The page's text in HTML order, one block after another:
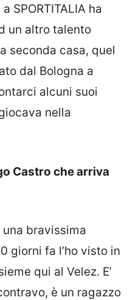
SPORTITALIA ha
un altro talento
seconda casa, quel
dal Bologna a
alcuni suoi
nella
Castro che arriva
bravissima
giorni fa l’ho visto in
qui al Velez. E’
è un ragazzo